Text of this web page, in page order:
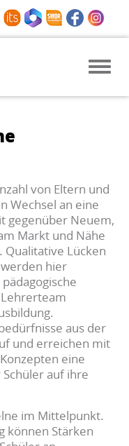
Toggle
von Eltern und
Wech­sel an eine
gegenüber Neuem,
Markt und Nähe
Qualitative Lücken
hier
aus der
und erreichen mit
eine
auf ihre
im Mittelpunkt.
können Stärken